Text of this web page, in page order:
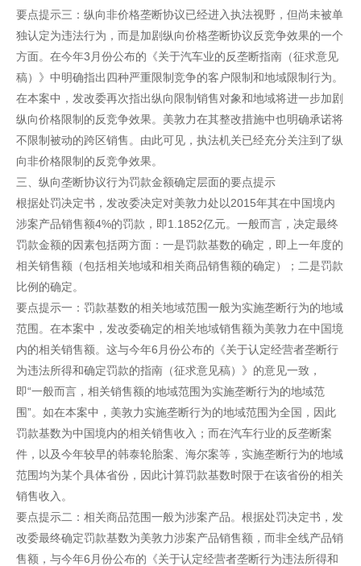
要点提示三：纵向非价格垄断协议已经进入执法视野，但尚未被单
独认定为违法行为，而是加剧纵向价格垄断协议反竞争效果的一个
方面。在今年3月份公布的《关于汽车业的反垄断指南（征求意见
稿）》中明确指出四种严重限制竞争的客户限制和地域限制行为。
在本案中，发改委再次指出纵向限制销售对象和地域将进一步加剧
纵向价格限制的反竞争效果。美敦力在其整改措施中也明确承诺将
不限制被动的跨区销售。由此可见，执法机关已经充分关注到了纵
向非价格限制的反竞争效果。
三、纵向垄断协议行为罚款金额确定层面的要点提示
根据处罚决定书，发改委决定对美敦力处以2015年其在中国境内
涉案产品销售额4%的罚款，即1.1852亿元。一般而言，决定最终
罚款金额的因素包括两方面：一是罚款基数的确定，即上一年度的
相关销售额（包括相关地域和相关商品销售额的确定）；二是罚款
比例的确定。
要点提示一：罚款基数的相关地域范围一般为实施垄断行为的地域
范围。在本案中，发改委确定的相关地域销售额为美敦力在中国境
内的相关销售额。这与今年6月份公布的《关于认定经营者垄断行
为违法所得和确定罚款的指南（征求意见稿）》的意见一致，
即“一般而言，相关销售额的地域范围为实施垄断行为的地域范
围”。如在本案中，美敦力实施垄断行为的地域范围为全国，因此
罚款基数为中国境内的相关销售收入；而在汽车行业的反垄断案
件，以及今年较早的韩泰轮胎案、海尔案等，实施垄断行为的地域
范围均为某个具体省份，因此计算罚款基数时限于在该省份的相关
销售收入。
要点提示二：相关商品范围一般为涉案产品。根据处罚决定书，发
改委最终确定罚款基数为美敦力涉案产品销售额，而非全线产品销
售额，与今年6月份公布的《关于认定经营者垄断行为违法所得和